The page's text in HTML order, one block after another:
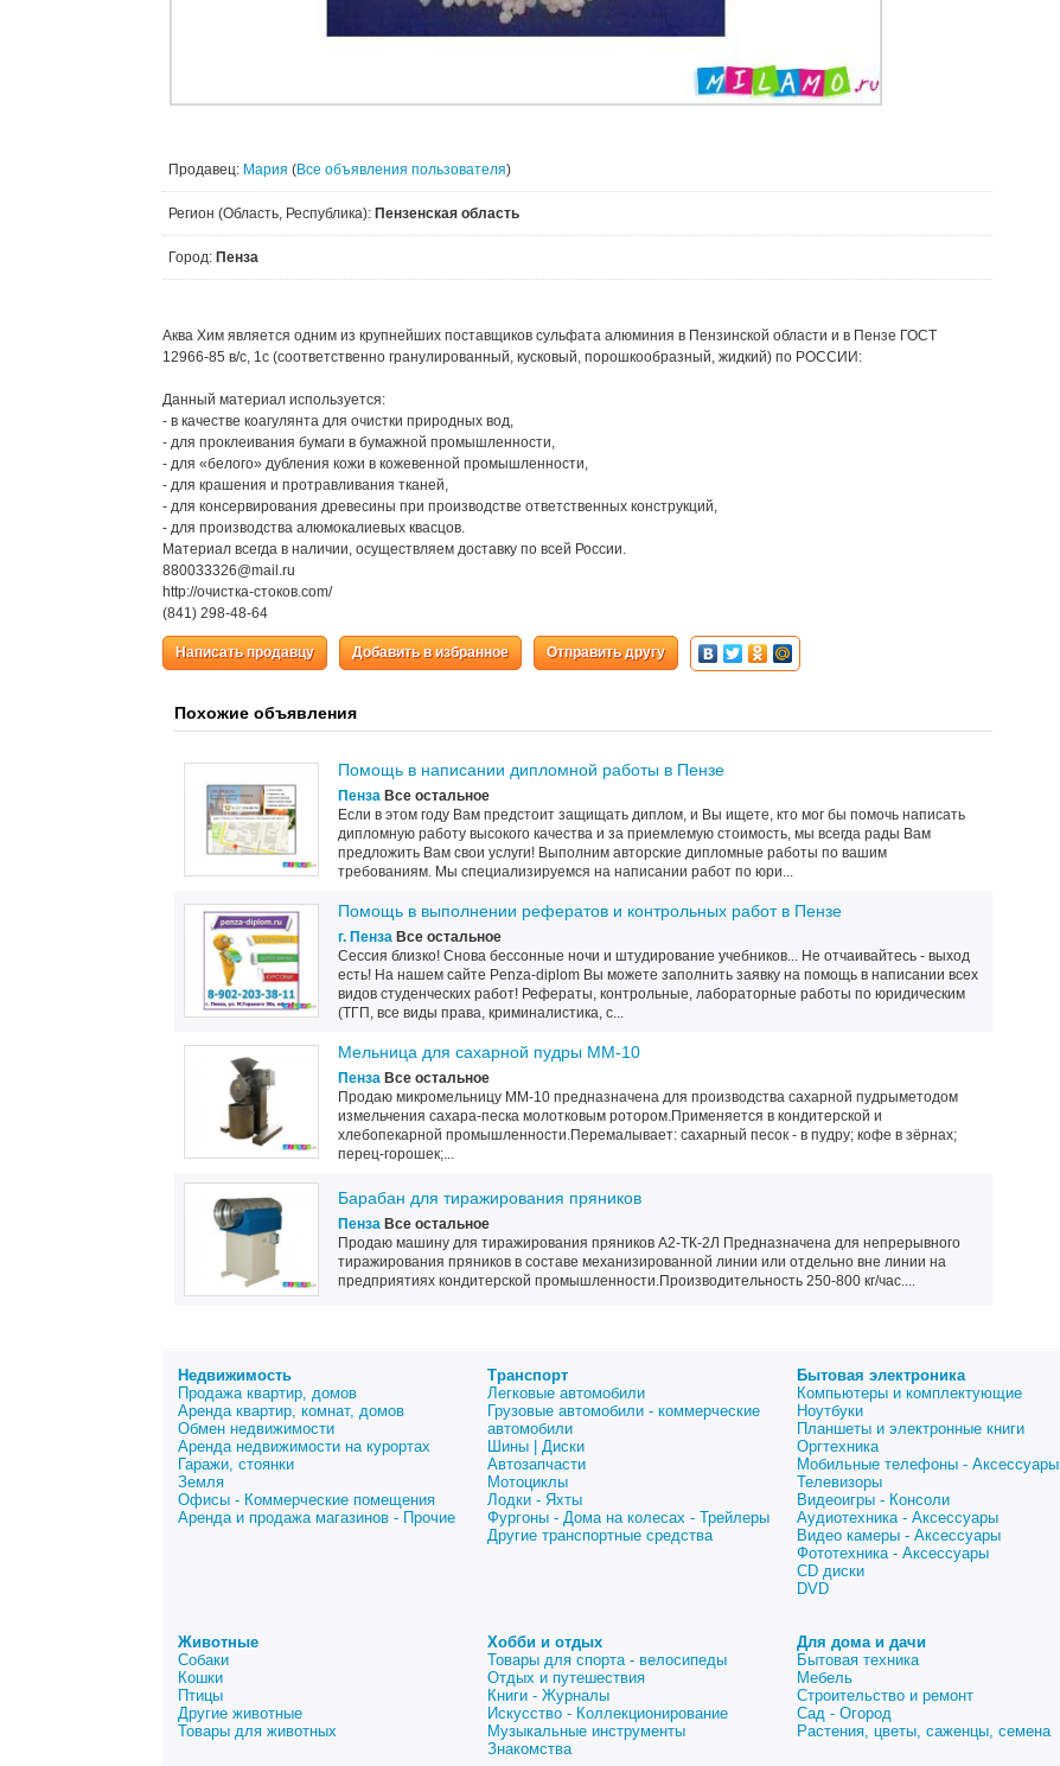
Продавец: Мария (Все объявления пользователя)
Регион (Область, Республика): Пензенская область
Город: Пенза
Аква Хим является одним из крупнейших поставщиков сульфата алюминия в Пензинской области и в Пензе ГОСТ
12966-85 в/с, 1с (соответственно гранулированный, кусковый, порошкообразный, жидкий) по РОССИИ:
Данный материал используется:
- в качестве коагулянта для очистки природных вод,
- для проклеивания бумаги в бумажной промышленности,
- для «белого» дубления кожи в кожевенной промышленности,
- для крашения и протравливания тканей,
- для консервирования древесины при производстве ответственных конструкций,
- для производства алюмокалиевых квасцов.
Материал всегда в наличии, осуществляем доставку по всей России.
880033326@mail.ru
http://очистка-стоков.com/
(841) 298-48-64
Написать продавцу Добавить в избранное Отправить другу
Похожие объявления
Помощь в написании дипломной работы в Пензе
Пенза Все остальное
Если в этом году Вам предстоит защищать диплом, и Вы ищете, кто мог бы помочь написать
дипломную работу высокого качества и за приемлемую стоимость, мы всегда рады Вам
предложить Вам свои услуги! Выполним авторские дипломные работы по вашим
требованиям. Мы специализируемся на написании работ по юри...
Помощь в выполнении рефератов и контрольных работ в Пензе
г. Пенза Все остальное
Сессия близко! Снова бессонные ночи и штудирование учебников... Не отчаивайтесь - выход
есть! На нашем сайте Penza-diplom Вы можете заполнить заявку на помощь в написании всех
видов студенческих работ! Рефераты, контрольные, лабораторные работы по юридическим
(ТГП, все виды права, криминалистика, с...
Мельница для сахарной пудры ММ-10
Пенза Все остальное
Продаю микромельницу ММ-10 предназначена для производства сахарной пудрыметодом
измельчения сахара-песка молотковым ротором.Применяется в кондитерской и
хлебопекарной промышленности.Перемалывает: сахарный песок - в пудру; кофе в зёрнах;
перец-горошек;...
Барабан для тиражирования пряников
Пенза Все остальное
Продаю машину для тиражирования пряников А2-ТК-2Л Предназначена для непрерывного
тиражирования пряников в составе механизированной линии или отдельно вне линии на
предприятиях кондитерской промышленности.Производительность 250-800 кг/час....
Недвижимость
Продажа квартир, домов
Аренда квартир, комнат, домов
Обмен недвижимости
Аренда недвижимости на курортах
Гаражи, стоянки
Земля
Офисы - Коммерческие помещения
Аренда и продажа магазинов - Прочие
Транспорт
Легковые автомобили
Грузовые автомобили - коммерческие
автомобили
Шины | Диски
Автозапчасти
Мотоциклы
Лодки - Яхты
Фургоны - Дома на колесах - Трейлеры
Другие транспортные средства
Бытовая электроника
Компьютеры и комплектующие
Ноутбуки
Планшеты и электронные книги
Оргтехника
Мобильные телефоны - Аксессуары
Телевизоры
Видеоигры - Консоли
Аудиотехника - Аксессуары
Видео камеры - Аксессуары
Фототехника - Аксессуары
CD диски
DVD
Животные
Собаки
Кошки
Птицы
Другие животные
Товары для животных
Хобби и отдых
Товары для спорта - велосипеды
Отдых и путешествия
Книги - Журналы
Искусство - Коллекционирование
Музыкальные инструменты
Знакомства
Для дома и дачи
Бытовая техника
Мебель
Строительство и ремонт
Сад - Огород
Растения, цветы, саженцы, семена